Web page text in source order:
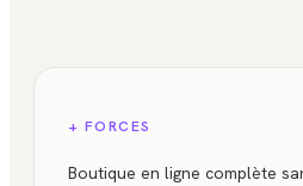
+ FORCES
Boutique en ligne complète